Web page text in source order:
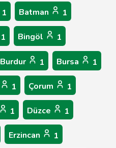
1 Batman 1
1 Bingöl 1
Burdur 1 Bursa 1
1 Çorum 1
1 Düzce 1
Erzincan 1